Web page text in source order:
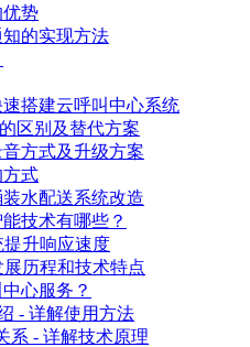
优势
的实现方法
搭建云呼叫中心系统
区别及替代方案
方式及升级方案
方式
水配送系统改造
技术有哪些？
升响应速度
历程和技术特点
心服务？
- 详解使用方法
系 - 详解技术原理